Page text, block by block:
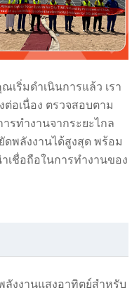
เริ่มดำเนินการแล้ว เรา
อเนื่อง ตรวจสอบตาม
ารทำงานจากระยะไกล
ดพลังงานได้สูงสุด พร้อม
ชื่อถือในการทำงานของ
ลังงานแสงอาทิตย์สำหรับ